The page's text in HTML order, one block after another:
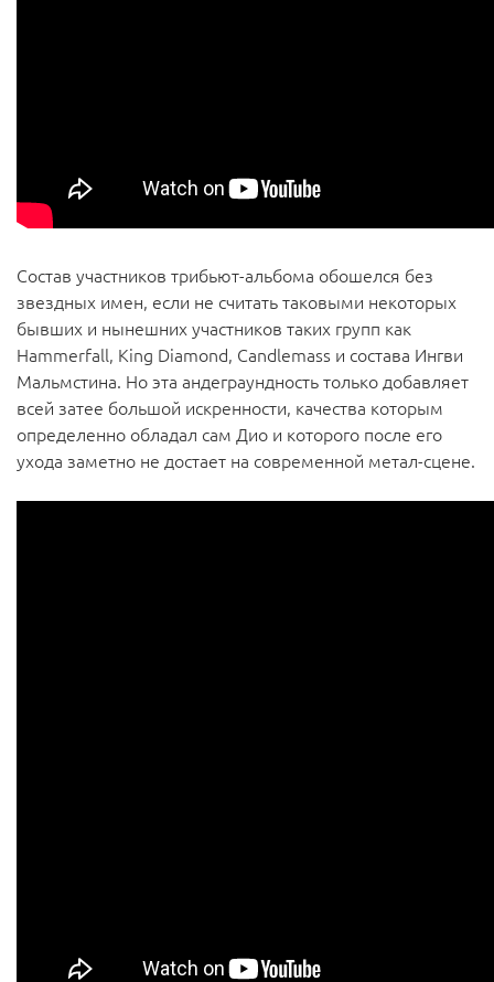
Состав участников трибьют-альбома обошелся без
звездных имен, если не считать таковыми некоторых
бывших и нынешних участников таких групп как
Hammerfall, King Diamond, Candlemass и состава Ингви
Мальмстина. Но эта андеграундность только добавляет
всей затее большой искренности, качества которым
определенно обладал сам Дио и которого после его
ухода заметно не достает на современной метал-сцене.